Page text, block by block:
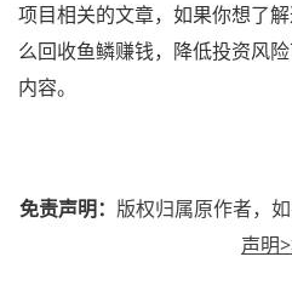
项目相关的文章，如果你想了
么回收鱼鳞赚钱，降低投资风
内容。
免责声明： 版权归属原作者，
声明